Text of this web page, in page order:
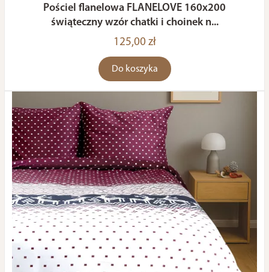
Pościel flanelowa FLANELOVE 160x200
świąteczny wzór chatki i choinek n...
125,00 zł
Do koszyka